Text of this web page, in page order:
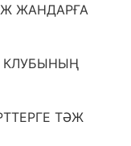
ЖАНДАРҒА
КЛУБЫНЫҢ
ТӘЖ